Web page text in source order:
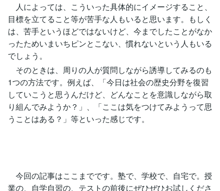
人によっては、こういった具体的にイメージすること、
目標を立てること等が苦手な人もいると思います。もしく
は、苦手というほどではないけど、今までしたことがなか
ったためいまいちピンとこない、慣れないという人もいる
でしょう。
そのときは、周りの人が質問しながら誘導してみるのも
1つの方法です。例えば、「今日は社会の歴史分野を復習
していこうと思うんだけど、どんなことを意識しながら取
り組んでみようか？」、「ここは気をつけてみようって思
うことはある？」等といった感じです。
今回の記事はここまでです。塾で、学校で、自宅で。授
業の、自学自習の、テストの前後にぜひぜひお試しくださ